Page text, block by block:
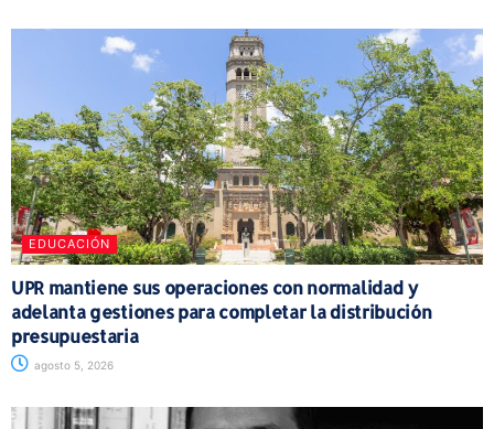
EDUCACIÓN
UPR mantiene sus operaciones con normalidad y
adelanta gestiones para completar la distribución
presupuestaria
agosto 5, 2026